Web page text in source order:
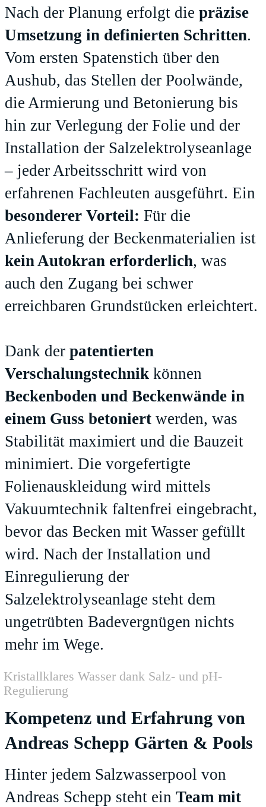
Nach der Planung erfolgt die präzise
Umsetzung in definierten Schritten.
Vom ersten Spatenstich über den
Aushub, das Stellen der Poolwände,
die Armierung und Betonierung bis
hin zur Verlegung der Folie und der
Installation der Salzelektrolyseanlage
– jeder Arbeitsschritt wird von
erfahrenen Fachleuten ausgeführt. Ein
besonderer Vorteil: Für die
Anlieferung der Beckenmaterialien ist
kein Autokran erforderlich, was
auch den Zugang bei schwer
erreichbaren Grundstücken erleichtert.
Dank der patentierten
Verschalungstechnik können
Beckenboden und Beckenwände in
einem Guss betoniert werden, was
Stabilität maximiert und die Bauzeit
minimiert. Die vorgefertigte
Folienauskleidung wird mittels
Vakuumtechnik faltenfrei eingebracht,
bevor das Becken mit Wasser gefüllt
wird. Nach der Installation und
Einregulierung der
Salzelektrolyseanlage steht dem
ungetrübten Badevergnügen nichts
mehr im Wege.
Kristallklares Wasser dank Salz- und pH-
Regulierung
Kompetenz und Erfahrung von
Andreas Schepp Gärten & Pools
Hinter jedem Salzwasserpool von
Andreas Schepp steht ein Team mit